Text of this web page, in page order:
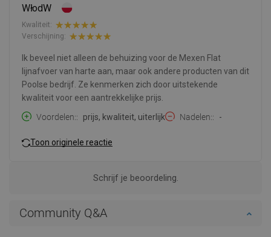
WłodW
Kwaliteit:
Verschijning:
Ik beveel niet alleen de behuizing voor de Mexen Flat
lijnafvoer van harte aan, maar ook andere producten van dit
Poolse bedrijf. Ze kenmerken zich door uitstekende
kwaliteit voor een aantrekkelijke prijs.
Voordelen:
prijs, kwaliteit, uiterlijk Nadelen: -
Toon originele reactie
Schrijf je beoordeling.
Community Q&A